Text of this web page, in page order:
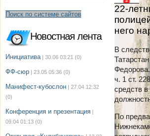
Поиск по системе сайтов
Новостная лента
Инициатива | 30.06 03:21 (0)
ФФ-сюр | 23.05 05:36 (0)
Манифест-кубослон | 27.04 12:32
(0)
Конференция и презентация |
09.04 01:13 (0)
22-
него
В
ч. 1 ст.
средств
По